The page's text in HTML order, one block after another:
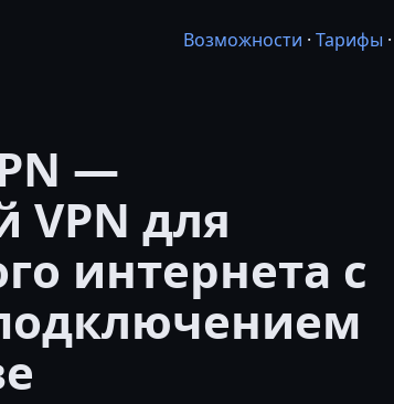
Возможности · Тарифы ·
—
VPN для
интернета с